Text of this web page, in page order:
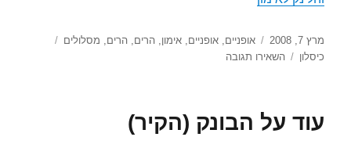
פורסם
בתאריך
מרץ 7, 2008 קטגוריות
אופניים,אופניים,אימון,הרים,הרים, מסלולים
כיסלון
השאירו תגובה
סיבוב..
עוד על הבונק (הקיר)